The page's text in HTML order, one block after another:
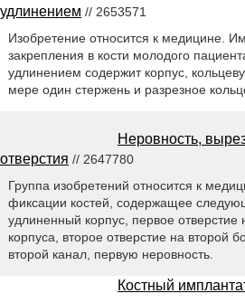
удлинением // 2653571
Изобретение относится к медицине.
закрепления в кости молодого
удлинением содержит корпус,
мере один стержень и разрезное
Неровность,
отверстия // 2647780
Группа изобретений относится к
фиксации костей, содержащее
удлиненный корпус, первое отверстие
корпуса, второе отверстие на второй
второй канал, первую неровность.
Костный